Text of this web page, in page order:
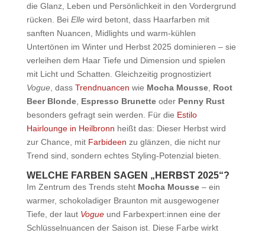
die Glanz, Leben und Persönlichkeit in den Vordergrund
rücken. Bei Ellewird betont, dass Haarfarben mit
sanften Nuancen, Midlights und warm-kühlen
Untertönen im Winter und Herbst 2025 dominieren – sie
verleihen dem Haar Tiefe und Dimension und spielen
mit Licht und Schatten. Gleichzeitig prognostiziert
Vogue, dass Trendnuancen wie Mocha Mousse, Root
Beer Blonde, Espresso Brunetteoder Penny Rust
besonders gefragt sein werden. Für die Estilo
Hairlounge in Heilbronn heißt das: Dieser Herbst wird
zur Chance, mit Farbideen zu glänzen, die nicht nur
Trend sind, sondern echtes Styling-Potenzial bieten.
WELCHE FARBEN SAGEN „HERBST 2025“?
Im Zentrum des Trends steht Mocha Mousse– ein
warmer, schokoladiger Braunton mit ausgewogener
Tiefe, der laut Vogueund Farbexpert:innen eine der
Schlüsselnuancen der Saison ist. Diese Farbe wirkt